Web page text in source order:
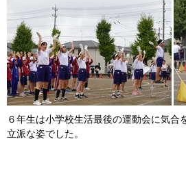
６年生は小学校生活最後の運動会に気
立派な姿でした。